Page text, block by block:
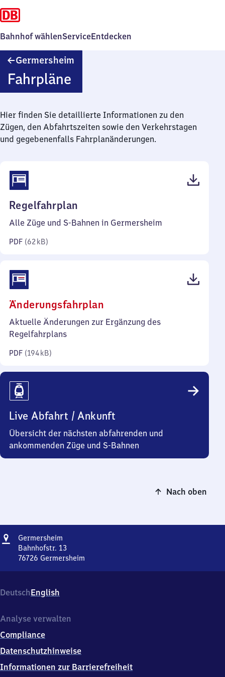
Bahnhof wählenServiceEntdecken
Germersheim
Fahrpläne
Hier finden Sie detaillierte Informationen zu den
Zügen, den Abfahrtszeiten sowie den Verkehrstagen
und gegebenenfalls Fahrplanänderungen.
Regelfahrplan
62
Alle Züge und S-Bahnen in Germersheim
PDF (62 kB)
Änderungsfahrplan
194
Aktuelle Änderungen zur Ergänzung des
Regelfahrplans
PDF (194 kB)
Live Abfahrt / Ankunft
Übersicht der nächsten abfahrenden und
ankommenden Züge und S-Bahnen
Nach oben
Adresse
Germersheim
Bahnhofstr. 13
76726 Germersheim
13,
7
7
6
Germersheim
DeutschEnglish
Analyse verwalten
Compliance
Datenschutzhinweise
Informationen zur Barrierefreiheit